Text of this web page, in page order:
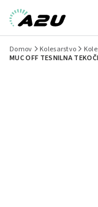
Domov Kolesarstvo
MUC OFF TESNILNA